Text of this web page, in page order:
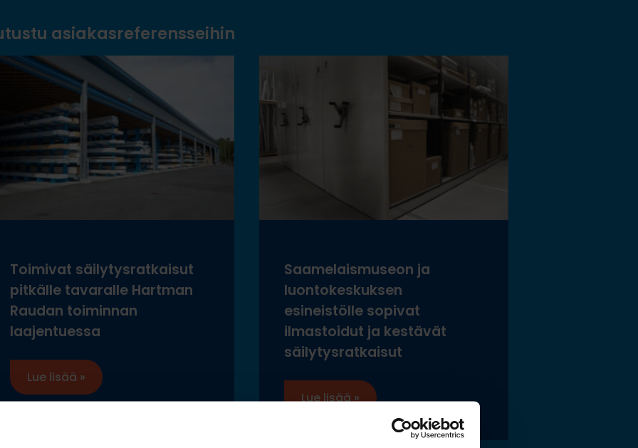
asiakasreferensseihin
Toimivat säilytysratkaisut
pitkälle tavaralle Hartman
Raudan toiminnan
laajentuessa
Lue lisää »
Saamelaismuseon ja
luontokeskuksen
esineistölle sopivat
ilmastoidut ja kestävät
säilytysratkaisut
Lue lisää »